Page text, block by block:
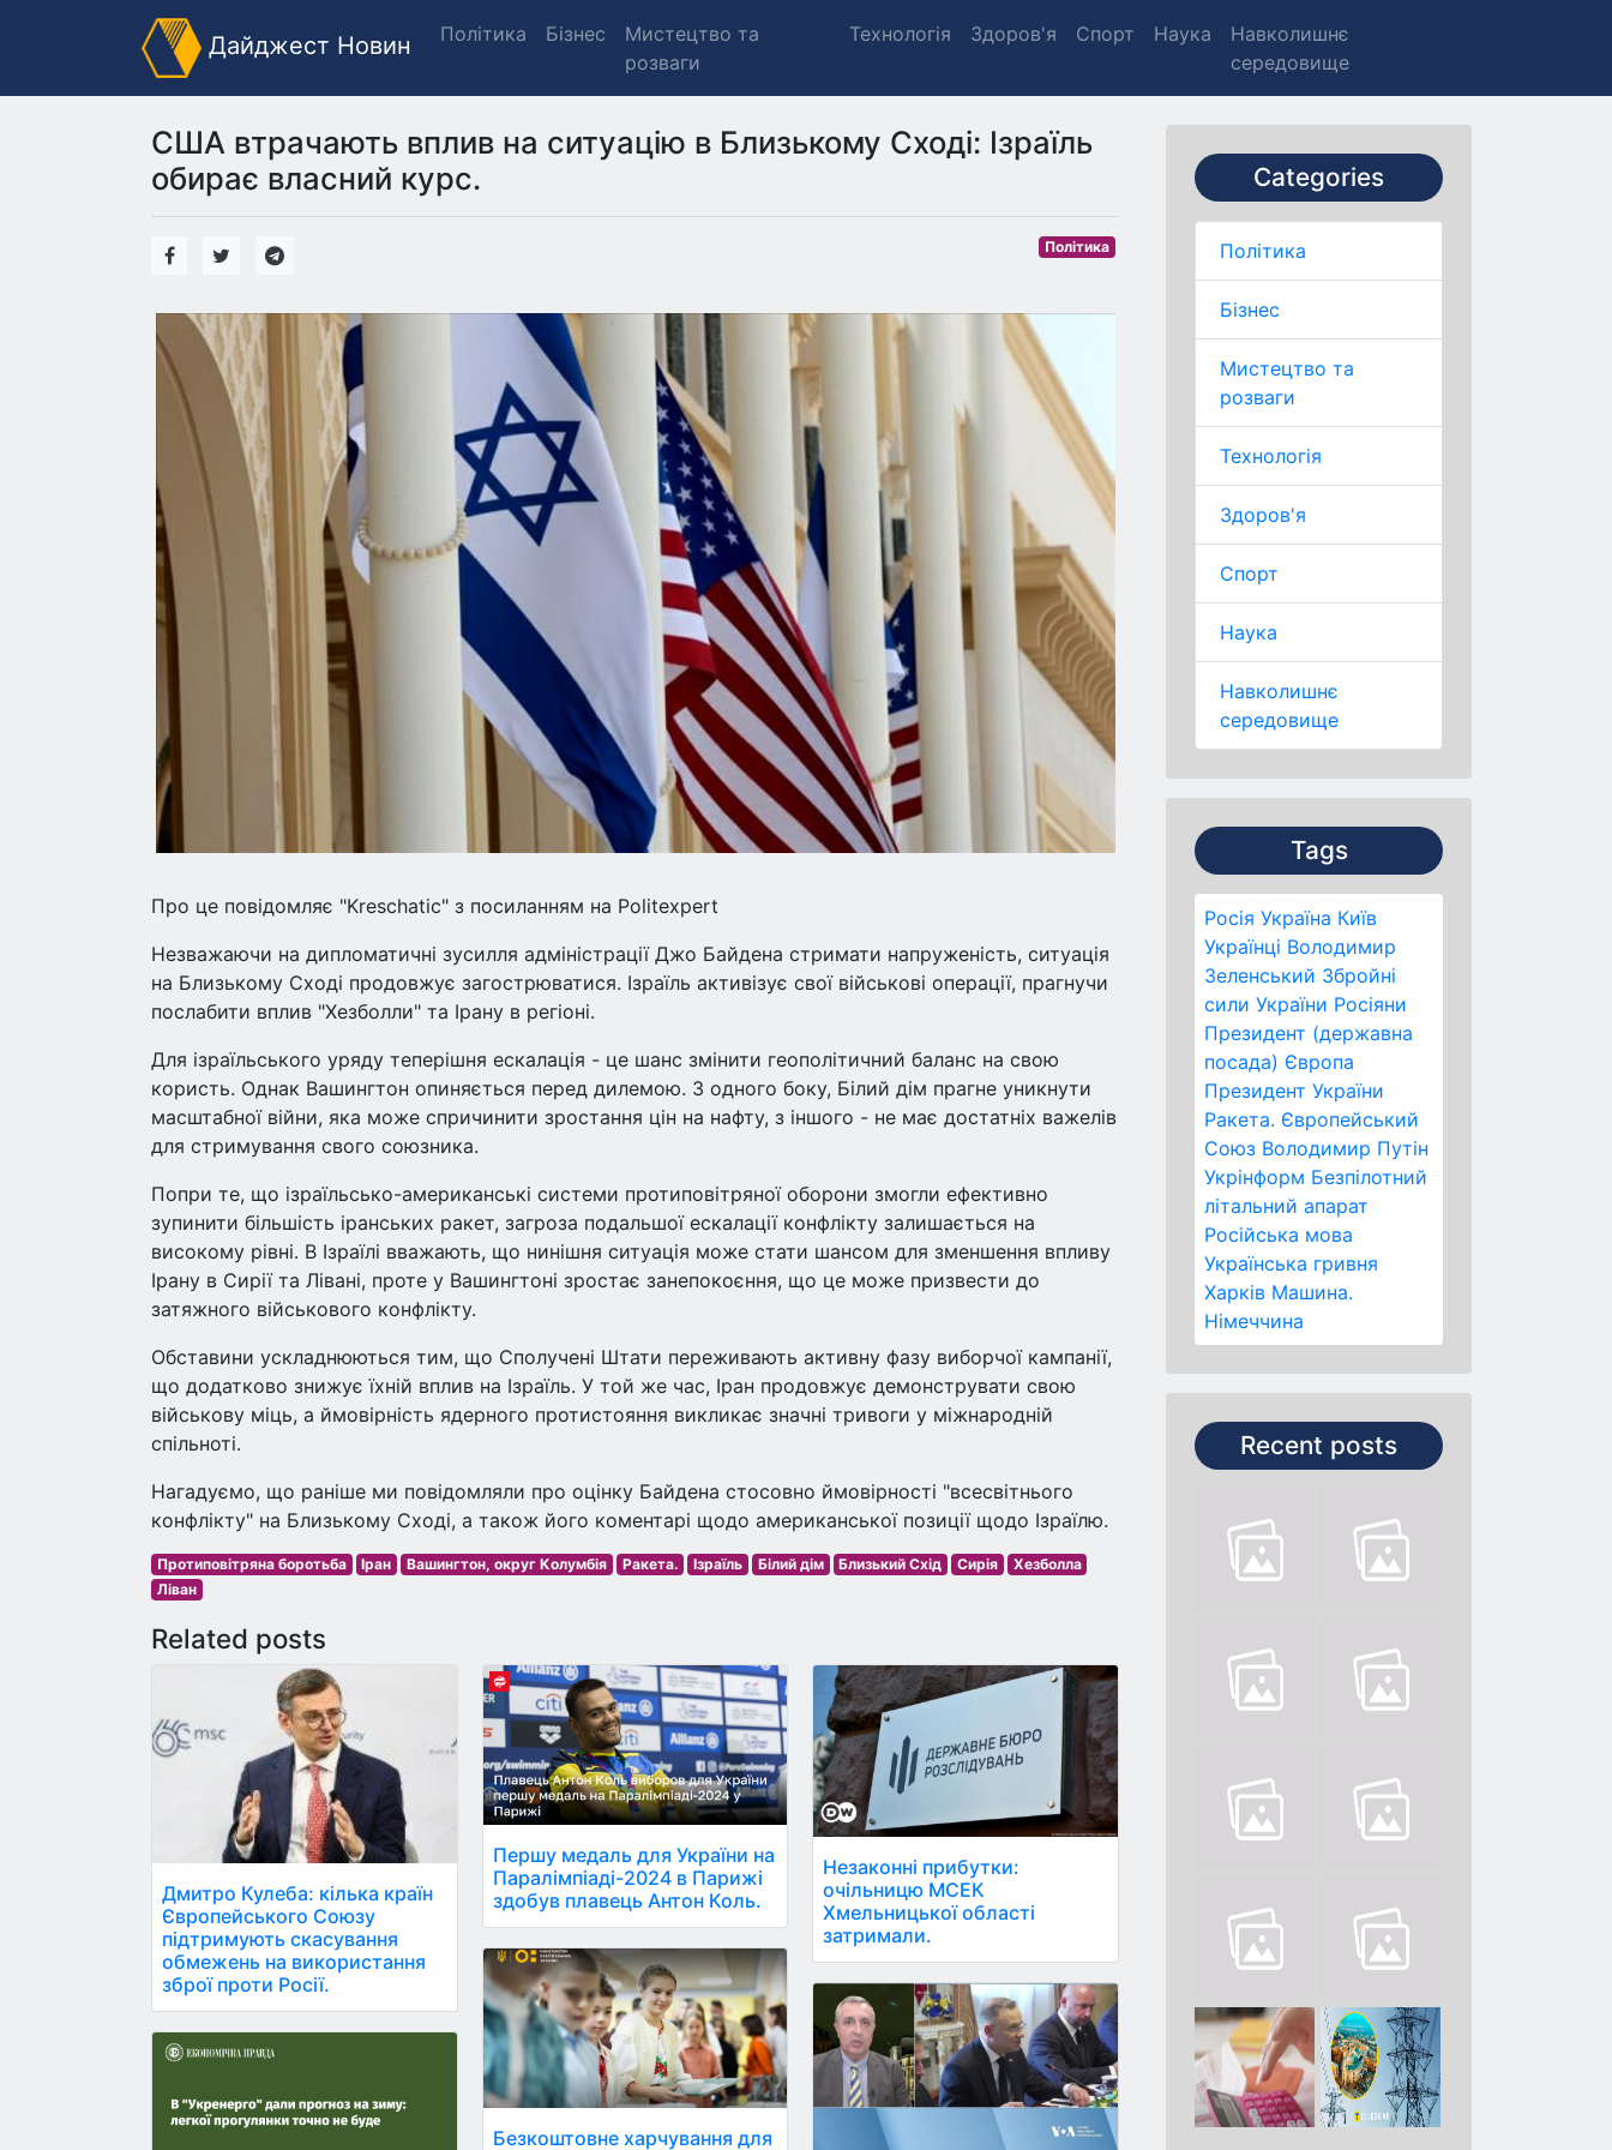
Дайджест Новин Політика Бізнес
Мистецтво та
розваги
Технологія Здоров'я Спорт Наука
Навколишнє
середовище
Categories
Політика
Бізнес
Мистецтво та
розваги
Технологія
Здоров'я
Спорт
Наука
Навколишнє
середовище
Tags
Росія Україна Київ
Українці Володимир
Зеленський Збройні
сили України Росіяни
Президент (державна
посада) Європа
Президент України
Ракета. Європейський
Союз Володимир Путін
Укрінформ Безпілотний
літальний апарат
Російська мова
Українська гривня
Харків Машина.
Німеччина
Recent posts
США втрачають вплив на ситуацію в Близькому Сході: Ізраїль
обирає власний курс.
Політика
Про це повідомляє "Kreschatic" з посиланням на Politexpert
Незважаючи на дипломатичні зусилля адміністрації Джо Байдена стримати напруженість, ситуація
на Близькому Сході продовжує загострюватися. Ізраїль активізує свої військові операції, прагнучи
послабити вплив "Хезболли" та Ірану в регіоні.
Для ізраїльського уряду теперішня ескалація - це шанс змінити геополітичний баланс на свою
користь. Однак Вашингтон опиняється перед дилемою. З одного боку, Білий дім прагне уникнути
масштабної війни, яка може спричинити зростання цін на нафту, з іншого - не має достатніх важелів
для стримування свого союзника.
Попри те, що ізраїльсько-американські системи протиповітряної оборони змогли ефективно
зупинити більшість іранських ракет, загроза подальшої ескалації конфлікту залишається на
високому рівні. В Ізраїлі вважають, що нинішня ситуація може стати шансом для зменшення впливу
Ірану в Сирії та Лівані, проте у Вашингтоні зростає занепокоєння, що це може призвести до
затяжного військового конфлікту.
Обставини ускладнюються тим, що Сполучені Штати переживають активну фазу виборчої кампанії,
що додатково знижує їхній вплив на Ізраїль. У той же час, Іран продовжує демонструвати свою
військову міць, а ймовірність ядерного протистояння викликає значні тривоги у міжнародній
спільноті.
Нагадуємо, що раніше ми повідомляли про оцінку Байдена стосовно ймовірності "всесвітнього
конфлікту" на Близькому Сході, а також його коментарі щодо американської позиції щодо Ізраїлю.
Протиповітряна боротьба Іран Вашингтон, округ Колумбія Ракета. Ізраїль Білий дім Близький Схід Сирія
Хезболла
Ліван
Related posts
Дмитро Кулеба: кілька країн
Європейського Союзу
підтримують скасування
обмежень на використання
зброї проти Росії.
Першу медаль для України на
Паралімпіаді-2024 в Парижі
здобув плавець Антон Коль.
Безкоштовне харчування для
Незаконні прибутки:
очільницю МСЕК
Хмельницької області
затримали.